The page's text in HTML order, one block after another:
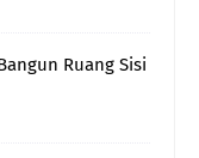
Ruang Sisi